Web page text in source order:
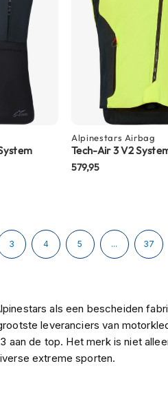
Alpinestars Airbag
Tech-Air 3 V2
579,95
pagina
Pagina
3 Pagina
4 Pagina
5 ... Pagina
37
als een bescheiden
leveranciers van
aan de top. Het merk is niet
extreme sporten.